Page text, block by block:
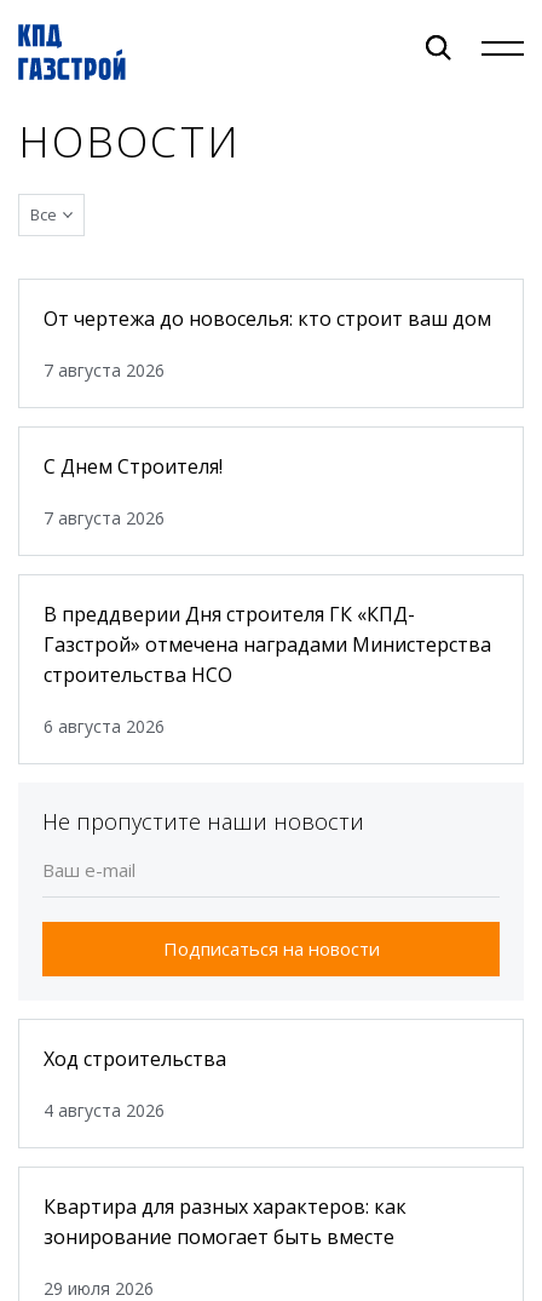
НОВОСТИ
Все
От чертежа до новоселья: кто строит ваш дом
7 августа 2026
С Днем Строителя!
7 августа 2026
В преддверии Дня строителя ГК «КПД-
Газстрой» отмечена наградами Министерства
строительства НСО
6 августа 2026
Не пропустите наши новости
Подписаться на новости
Ход строительства
4 августа 2026
Квартира для разных характеров: как
зонирование помогает быть вместе
29 июля 2026
+7 (383) 373-40-40
ОБЪЕКТЫ
ПРОДУКЦИЯ
ТЕНДЕРЫ